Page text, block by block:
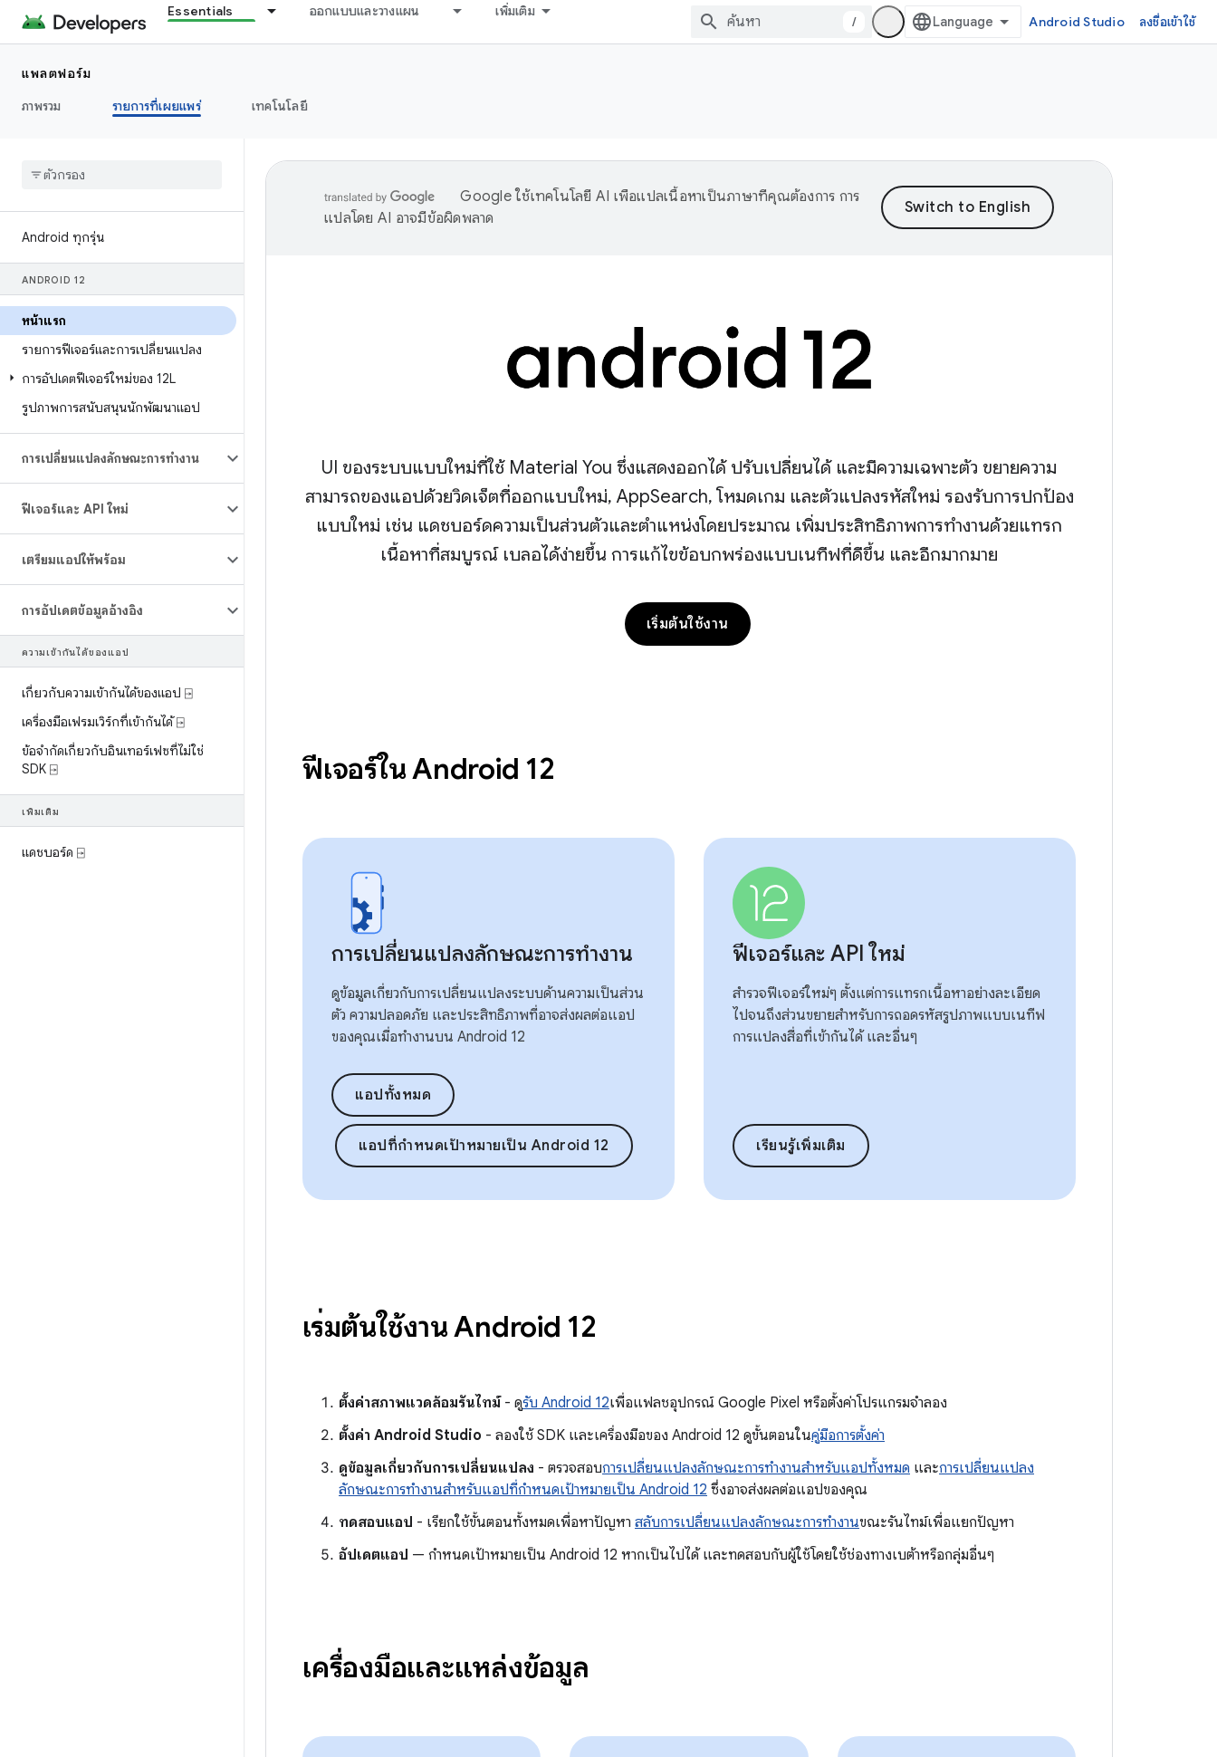
Essentials ออกแบบและวางแผน เพิ่มเติม
/ Android Studio ลงชื่อเข้าใช้
แพลตฟอร์ม
ภาพรวม
รายการที่เผยแพร่ เทคโนโลยี
Android ทุกรุ่น
ANDROID 12
หน้าแรก
รายการฟีเจอร์และการเปลี่ยนแปลง
การอัปเดตฟีเจอร์ใหม่ของ 12L
รูปภาพการสนับสนุนนักพัฒนาแอป
การเปลี่ยนแปลงลักษณะการทำงาน
ฟีเจอร์และ API ใหม่
เตรียมแอปให้พร้อม
การอัปเดตข้อมูลอ้างอิง
ความเข้ากันได้ของแอป
เกี่ยวกับความเข้ากันได้ของแอป ⍈
เครื่องมือเฟรมเวิร์กที่เข้ากันได้ ⍈
ข้อจำกัดเกี่ยวกับอินเทอร์เฟซที่ไม่ใช่
SDK ⍈
เพิ่มเติม
แดชบอร์ด ⍈
Google ใช้เทคโนโลยี AI เพื่อแปลเนื้อหาเป็นภาษาที่คุณต้องการ การ
แปลโดย AI อาจมีข้อผิดพลาด
UI ของระบบแบบใหม่ที่ใช้ Material You ซึ่งแสดงออกได้ ปรับเปลี่ยนได้ และมีความเฉพาะตัว ขยายความ
สามารถของแอปด้วยวิดเจ็ตที่ออกแบบใหม่, AppSearch, โหมดเกม และตัวแปลงรหัสใหม่ รองรับการปกป้อง
แบบใหม่ เช่น แดชบอร์ดความเป็นส่วนตัวและตำแหน่งโดยประมาณ เพิ่มประสิทธิภาพการทำงานด้วยแทรก
เนื้อหาที่สมบูรณ์ เบลอได้ง่ายขึ้น การแก้ไขข้อบกพร่องแบบเนทีฟที่ดีขึ้น และอีกมากมาย
เริ่มต้นใช้งาน
ฟีเจอร์ใน Android 12
การเปลี่ยนแปลงลักษณะการทำงาน
ดูข้อมูลเกี่ยวกับการเปลี่ยนแปลงระบบด้านความเป็นส่วน
ตัว ความปลอดภัย และประสิทธิภาพที่อาจส่งผลต่อแอป
ของคุณเมื่อทำงานบน Android 12
แอปทั้งหมด
แอปที่กำหนดเป้าหมายเป็น Android 12
ฟีเจอร์และ API ใหม่
สำรวจฟีเจอร์ใหม่ๆ ตั้งแต่การแทรกเนื้อหาอย่างละเอียด
ไปจนถึงส่วนขยายสำหรับการถอดรหัสรูปภาพแบบเนทีฟ
การแปลงสื่อที่เข้ากันได้ และอื่นๆ
เรียนรู้เพิ่มเติม
เริ่มต้นใช้งาน Android 12
ตั้งค่าสภาพแวดล้อมรันไทม์- ดูรับ Android 12เพื่อแฟลชอุปกรณ์ Google Pixel หรือตั้งค่าโปรแกรมจำลอง
ตั้งค่า Android Studio - ลองใช้ SDK และเครื่องมือของ Android 12 ดูขั้นตอนในคู่มือการตั้งค่า
ดูข้อมูลเกี่ยวกับการเปลี่ยนแปลง - ตรวจสอบการเปลี่ยนแปลงลักษณะการทํางานสําหรับแอปทั้งหมด และการเปลี่ยนแปลง
ลักษณะการทํางานสําหรับแอปที่กําหนดเป้าหมายเป็น Android 12 ซึ่งอาจส่งผลต่อแอปของคุณ
ทดสอบแอป - เรียกใช้ขั้นตอนทั้งหมดเพื่อหาปัญหา สลับการเปลี่ยนแปลงลักษณะการทำงานขณะรันไทม์เพื่อแยกปัญหา
อัปเดตแอป — กําหนดเป้าหมายเป็น Android 12 หากเป็นไปได้ และทดสอบกับผู้ใช้โดยใช้ช่องทางเบต้าหรือกลุ่มอื่นๆ
เครื่องมือและแหล่งข้อมูล